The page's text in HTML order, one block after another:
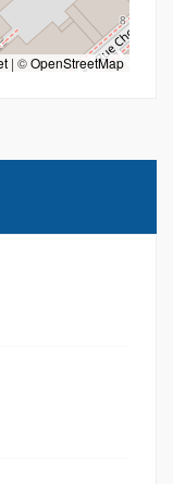
| ©OpenStreetMap